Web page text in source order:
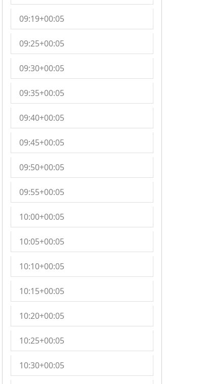
09:19+00:05
09:25+00:05
09:30+00:05
09:35+00:05
09:40+00:05
09:45+00:05
09:50+00:05
09:55+00:05
10:00+00:05
10:05+00:05
10:10+00:05
10:15+00:05
10:20+00:05
10:25+00:05
10:30+00:05